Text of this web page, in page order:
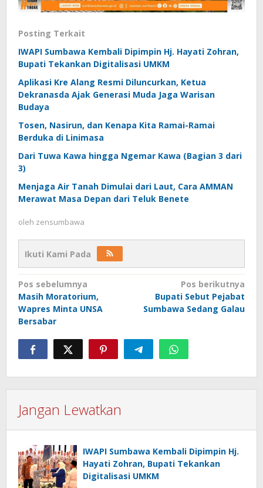
Posting Terkait
IWAPI Sumbawa Kembali Dipimpin Hj. Hayati Zohran,
Bupati Tekankan Digitalisasi UMKM
Aplikasi Kre Alang Resmi Diluncurkan, Ketua
Dekranasda Ajak Generasi Muda Jaga Warisan
Budaya
Tosen, Nasirun, dan Kenapa Kita Ramai-Ramai
Berduka di Linimasa
Dari Tuwa Kawa hingga Ngemar Kawa (Bagian 3 dari
3)
Menjaga Air Tanah Dimulai dari Laut, Cara AMMAN
Merawat Masa Depan dari Teluk Benete
oleh zensumbawa
Ikuti Kami Pada
Navigasi
pos
Pos sebelumnya
Masih Moratorium,
Wapres Minta UNSA
Bersabar
Pos berikutnya
Bupati Sebut Pejabat
Sumbawa Sedang Galau
Jangan Lewatkan
IWAPI Sumbawa Kembali Dipimpin Hj.
Hayati Zohran, Bupati Tekankan
Digitalisasi UMKM